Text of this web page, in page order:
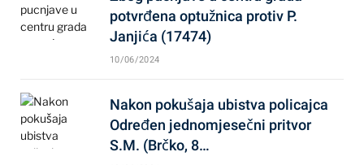
potvrđena optužnica protiv P.
Janjića (17474)
10/06/2024
Nakon pokušaja ubistva policajca
Određen jednomjesečni pritvor
S.M. (Brčko, 8…